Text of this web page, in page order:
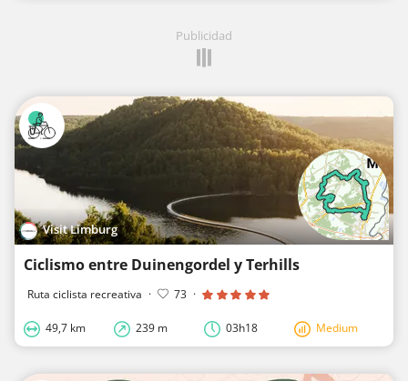
Publicidad
Visit Limburg
Ciclismo entre Duinengordel y Terhills
Ruta ciclista recreativa · 73 ·
49,7 km 239 m 03h18 Medium